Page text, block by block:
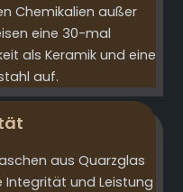
Chemikalien außer
eine 30-mal
als Keramik und eine
auf.
aus Quarzglas
Integrität und Leistung